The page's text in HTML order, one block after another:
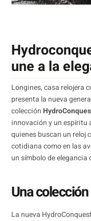
une a la
Longines, casa relojera
presenta la nueva
colección
innovación y un espíritu
quienes buscan un reloj
cotidiana como en las
un símbolo de
Una
La nueva